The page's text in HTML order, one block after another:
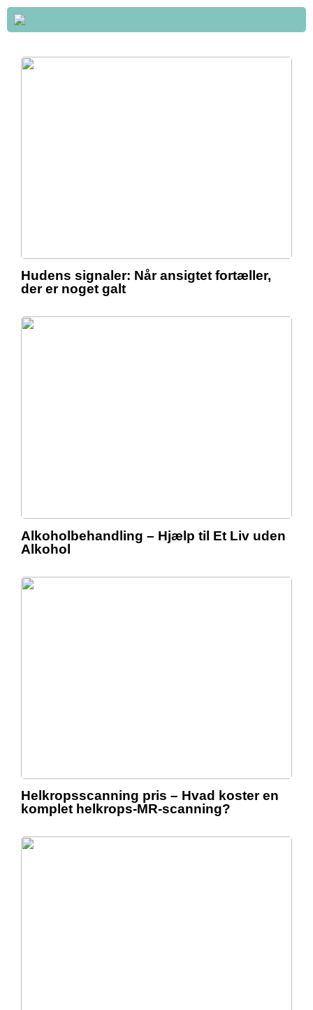
Hudens signaler: Når ansigtet fortæller,
der er noget galt
Alkoholbehandling – Hjælp til Et Liv uden
Alkohol
Helkropsscanning pris – Hvad koster en
komplet helkrops-MR-scanning?